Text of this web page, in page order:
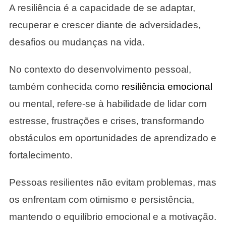
A resiliência é a capacidade de se adaptar,
recuperar e crescer diante de adversidades,
desafios ou mudanças na vida.
No contexto do desenvolvimento pessoal,
também conhecida como resiliência emocional
ou mental, refere-se à habilidade de lidar com
estresse, frustrações e crises, transformando
obstáculos em oportunidades de aprendizado e
fortalecimento.
Pessoas resilientes não evitam problemas, mas
os enfrentam com otimismo e persistência,
mantendo o equilíbrio emocional e a motivação.